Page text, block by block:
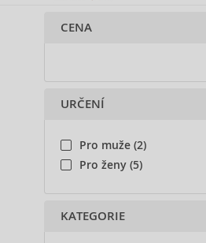
CENA
URČENÍ
Pro muže (2)
Pro ženy (5)
KATEGORIE